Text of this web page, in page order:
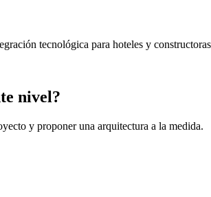
tecnológica para hoteles y
nivel?
y proponer una arquitectura a la medida.